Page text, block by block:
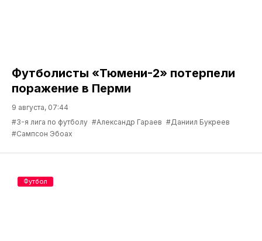
Футболисты «Тюмени-2» потерпели
поражение в Перми
9 августа, 07:44
#3-я лига по футболу #Александр Гараев #Даниил Букреев
#Сампсон Эбоах
Футбол